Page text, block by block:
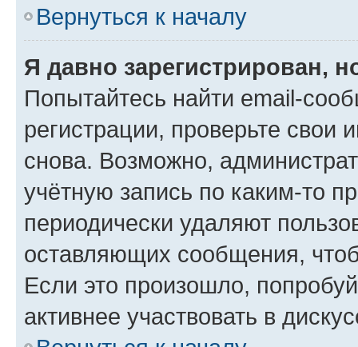
Вернуться к началу
Я давно зарегистрирован,
Попытайтесь найти email-
регистрации, проверьте свои
снова. Возможно,
учётную запись по каким-то
периодически удаляют
оставляющих сообщения,
Если это произошло,
активнее участвовать в